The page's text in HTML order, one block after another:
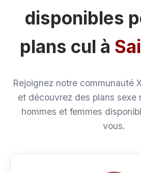
disponibles
plans cul à
Rejoignez notre communauté
et découvrez des plans sexe
hommes et femmes
vous.